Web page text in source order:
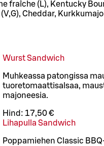
fraîche (L), Kentucky
(V,G), Cheddar,
Wurst Sandwich
Muhkeassa patongissa
tuoretomaattisalsaa,
majoneesia.
Hind: 17,50 €
Lihapulla Sandwich
Poppamiehen Classic